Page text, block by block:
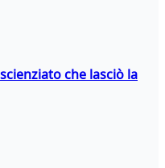
che lasciò la